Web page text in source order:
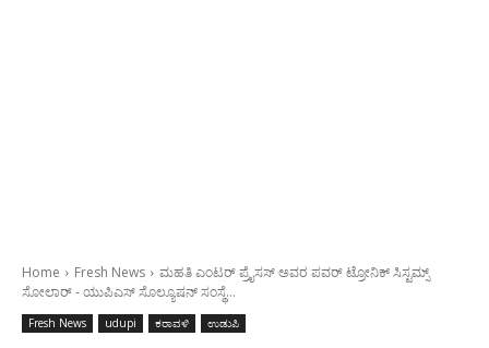
Home Fresh News
ಮಹತಿ ಎಂಟರ್ ಪ್ರೈಸಸ್ ಅವರ ಪವರ್ ಟ್ರೋನಿಕ್ ಸಿಸ್ಟಮ್ಸ್
ಸೋಲಾರ್ - ಯುಪಿಎಸ್ ಸೊಲ್ಯೂಷನ್ ಸಂಸ್ಥೆ...
Fresh News udupi ಕರಾವಳಿ ಉಡುಪಿ